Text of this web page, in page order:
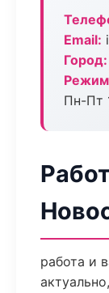
Email:
Город:
Пн-Пт
работа и